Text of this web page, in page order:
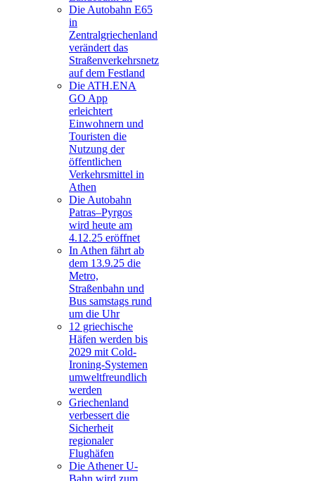
Die Autobahn E65
in
Zentralgriechenland
verändert das
Straßenverkehrsnetz
auf dem Festland
Die ATH.ENA
GO App
erleichtert
Einwohnern und
Touristen die
Nutzung der
öffentlichen
Verkehrsmittel in
Athen
Die Autobahn
Patras–Pyrgos
wird heute am
4.12.25 eröffnet
In Athen fährt ab
dem 13.9.25 die
Metro,
Straßenbahn und
Bus samstags rund
um die Uhr
12 griechische
Häfen werden bis
2029 mit Cold-
Ironing-Systemen
umweltfreundlich
werden
Griechenland
verbessert die
Sicherheit
regionaler
Flughäfen
Die Athener U-
Bahn wird zum